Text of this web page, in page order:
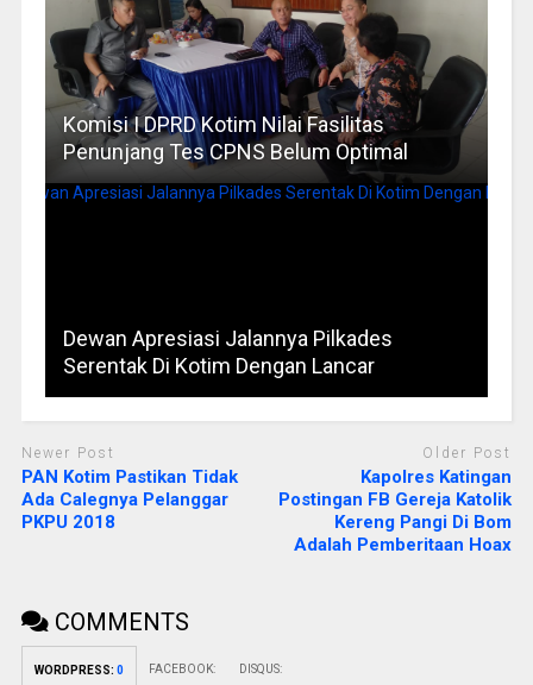
Komisi I DPRD Kotim Nilai Fasilitas
Penunjang Tes CPNS Belum Optimal
Dewan Apresiasi Jalannya Pilkades
Serentak Di Kotim Dengan Lancar
Newer Post
PAN Kotim Pastikan Tidak
Ada Calegnya Pelanggar
PKPU 2018
Older Post
Kapolres Katingan
Postingan FB Gereja Katolik
Kereng Pangi Di Bom
Adalah Pemberitaan Hoax
COMMENTS
WORDPRESS: 0 FACEBOOK: DISQUS: